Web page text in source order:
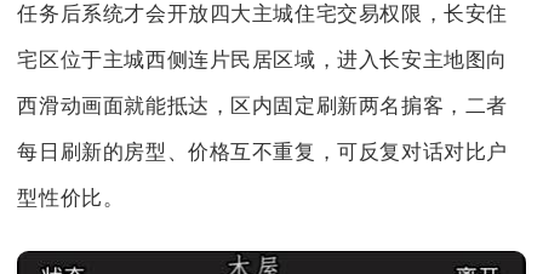
任务后系统才会开放四大主城住宅交易权限，长安住
宅区位于主城西侧连片民居区域，进入长安主地图向
西滑动画面就能抵达，区内固定刷新两名掮客，二者
每日刷新的房型、价格互不重复，可反复对话对比户
型性价比。